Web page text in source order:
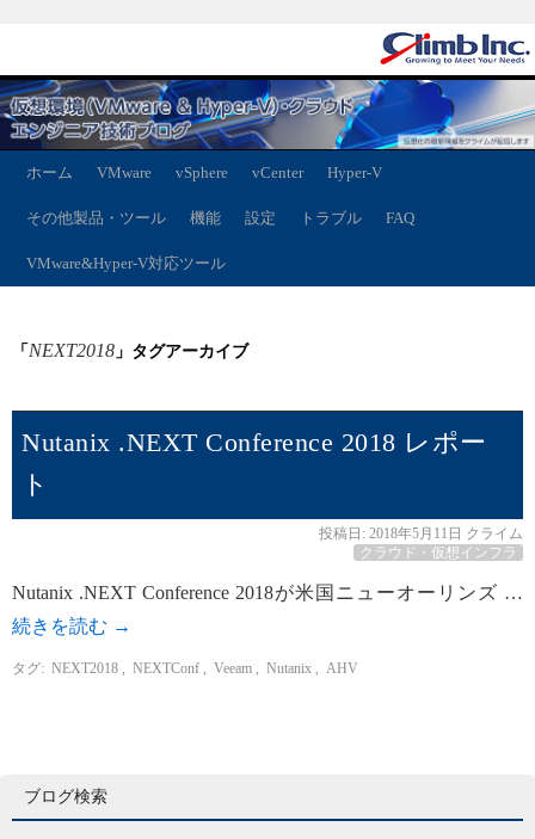
ホーム VMware vSphere vCenter Hyper-V
その他製品・ツール 機能 設定 トラブル FAQ
VMware&Hyper-V対応ツール
「NEXT2018 」タグアーカイブ
Nutanix .NEXT Conference 2018 レポー
ト
投稿日: 2018年5月11日 クライム
クラウド・仮想インフラ
Nutanix .NEXT Conference 2018が米国ニューオーリンズ …
続きを読む →
タグ: NEXT2018 NEXTConf Veeam Nutanix AHV
ブログ検索